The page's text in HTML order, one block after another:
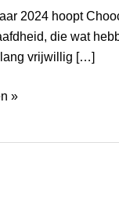
2024 hoopt
die wat
vrijwillig […]
»